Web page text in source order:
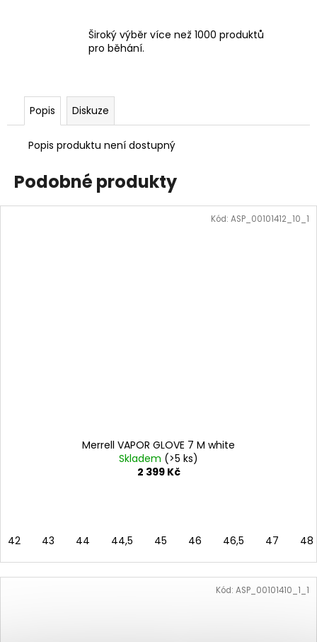
Široký výběr více než 1000 produktů
pro běhání.
Popis Diskuze
Popis produktu není dostupný
Podobné produkty
Merrell VAPOR GLOVE 7 M white
Skladem (>5 ks)
2 399 Kč
42 43 44 44,5 45 46 46,5 47 48
Kód: ASP_00101412_10_1
Kód: ASP_00101410_1_1